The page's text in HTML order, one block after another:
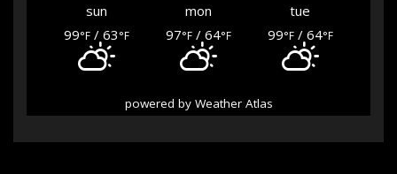
sun mon
tue
99°F / 63°F 97°F/ 64°F 99°F/ 64°F
powered by Weather Atlas